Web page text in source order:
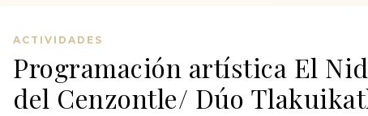
ACTIVIDADES
Programación artística El
del Cenzontle/ Dúo